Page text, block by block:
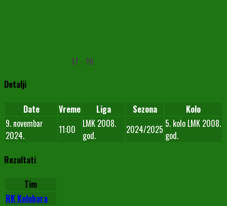
17 - 16
Detalji
Date Vreme Liga Sezona
Kolo
9. novembar
2024.
11:00
LMK 2008.
god.
2024/2025 5. kolo LMK 2008.
god.
Rezultati
Tim
RK Kolubara